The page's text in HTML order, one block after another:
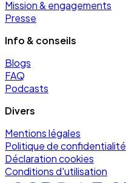
Mission & engagements
Presse
Info & conseils
Blogs
FAQ
Podcasts
Divers
Mentions légales
Politique de confidentialité
Déclaration cookies
Conditions d'utilisation